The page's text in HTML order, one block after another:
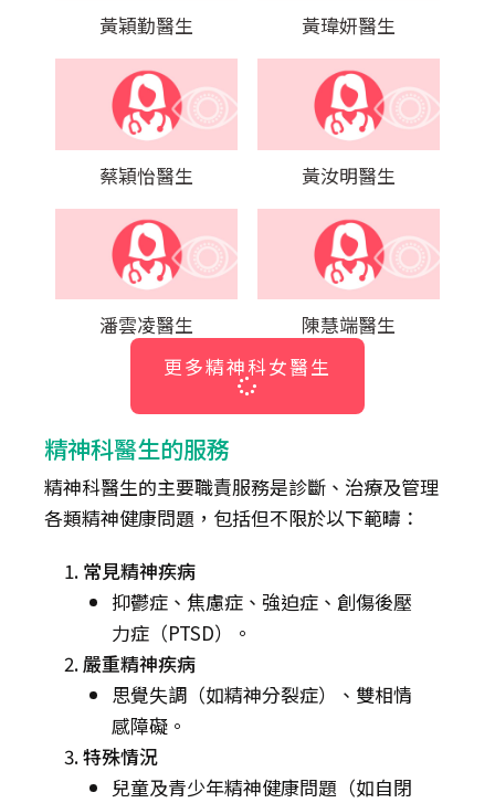
黃穎勤醫生 黃瑋妍醫生
蔡穎怡醫生 黃汝明醫生
潘雲凌醫生
陳慧端醫生
更多精神科女醫生
精神科醫生的服務
精神科醫生的主要職責服務是診斷、治療及管理
各類精神健康問題，包括但不限於以下範疇：
常見精神疾病
抑鬱症、焦慮症、強迫症、創傷後壓
力症（PTSD）。
嚴重精神疾病
思覺失調（如精神分裂症）、雙相情
感障礙。
特殊情況
兒童及青少年精神健康問題（如自閉